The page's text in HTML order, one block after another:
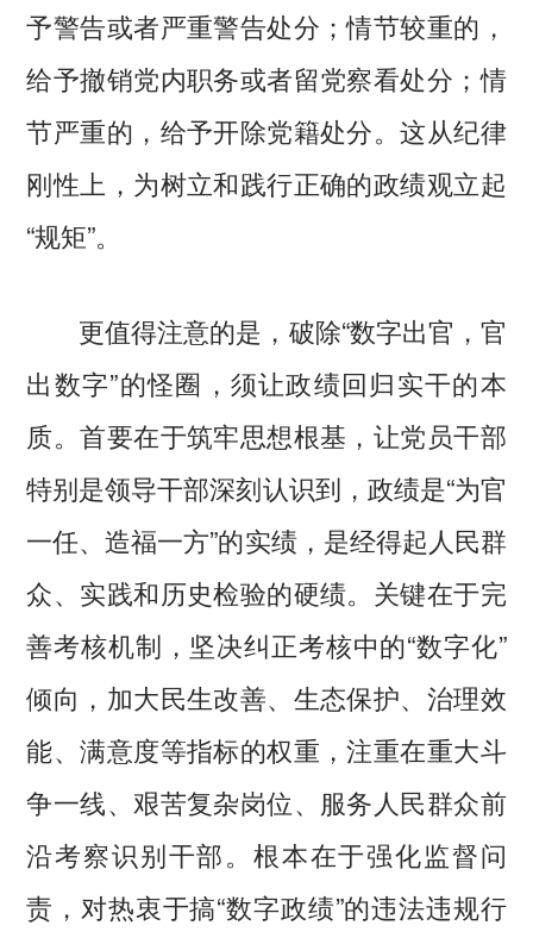
予警告或者严重警告处分；情节较重的，
给予撤销党内职务或者留党察看处分；情
节严重的，给予开除党籍处分。这从纪律
刚性上，为树立和践行正确的政绩观立起
“规矩”。
更值得注意的是，破除“数字出官，官
出数字”的怪圈，须让政绩回归实干的本
质。首要在于筑牢思想根基，让党员干部
特别是领导干部深刻认识到，政绩是“为官
一任、造福一方”的实绩，是经得起人民群
众、实践和历史检验的硬绩。关键在于完
善考核机制，坚决纠正考核中的“数字化”
倾向，加大民生改善、生态保护、治理效
能、满意度等指标的权重，注重在重大斗
争一线、艰苦复杂岗位、服务人民群众前
沿考察识别干部。根本在于强化监督问
责，对热衷于搞“数字政绩”的违法违规行